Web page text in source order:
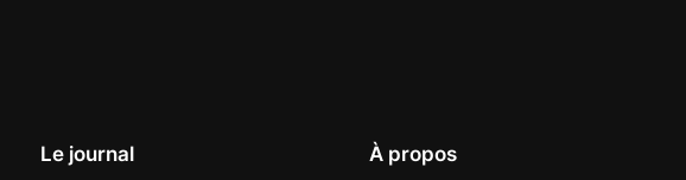
Le journal À propos